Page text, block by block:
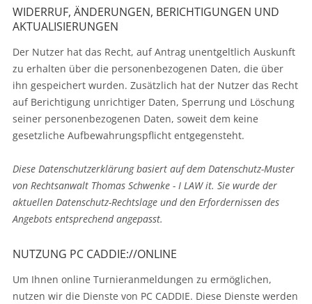
WIDERRUF, ÄNDERUNGEN, BERICHTIGUNGEN UND
AKTUALISIERUNGEN
Der Nutzer hat das Recht, auf Antrag unentgeltlich Auskunft
zu erhalten über die personenbezogenen Daten, die über
ihn gespeichert wurden. Zusätzlich hat der Nutzer das Recht
auf Berichtigung unrichtiger Daten, Sperrung und Löschung
seiner personenbezogenen Daten, soweit dem keine
gesetzliche Aufbewahrungspflicht entgegensteht.
Diese Datenschutzerklärung basiert auf dem Datenschutz-Muster
von Rechtsanwalt Thomas Schwenke - I LAW it. Sie wurde der
aktuellen Datenschutz-Rechtslage und den Erfordernissen des
Angebots entsprechend angepasst.
NUTZUNG PC CADDIE://ONLINE
Um Ihnen online Turnieranmeldungen zu ermöglichen,
nutzen wir die Dienste von PC CADDIE. Diese Dienste werden